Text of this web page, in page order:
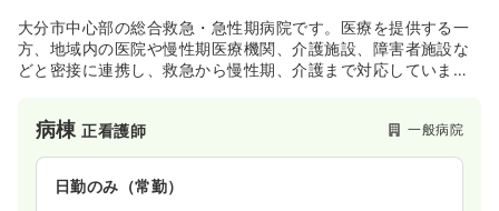
大分市中心部の総合救急・急性期病院です。医療を提供する一
方、地域内の医院や慢性期医療機関、介護施設、障害者施設な
どと密接に連携し、救急から慢性期、介護まで対応していま
病棟正看護師 一般病院
日勤のみ（常勤）